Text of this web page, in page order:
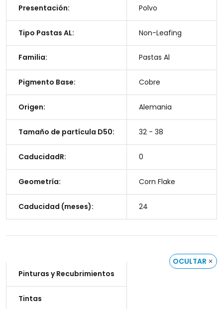
Presentación: Polvo
Tipo Pastas AL: Non-Leafing
Familia: Pastas Al
Pigmento Base: Cobre
Origen: Alemania
Tamaño de partícula D50: 32 - 38
CaducidadR: 0
Geometría: Corn Flake
Caducidad (meses): 24
OCULTAR
Pinturas y Recubrimientos
Tintas